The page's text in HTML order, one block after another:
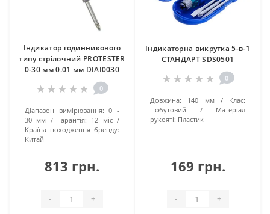
Індикатор годинникового
типу стрілочний PROTESTER
0-30 мм 0.01 мм DIAI0030
0
Діaпaзoн виміpювaння: 0 -
30 мм
Гарантія: 12 міс
Країна походження бренду:
Китай
813 грн.
- +
Індикаторна викрутка 5-в-1
СТАНДАРТ SDS0501
0
Довжина: 140 мм
Клас:
Побутовий
Матеріал
рукояті: Пластик
169 грн.
- +